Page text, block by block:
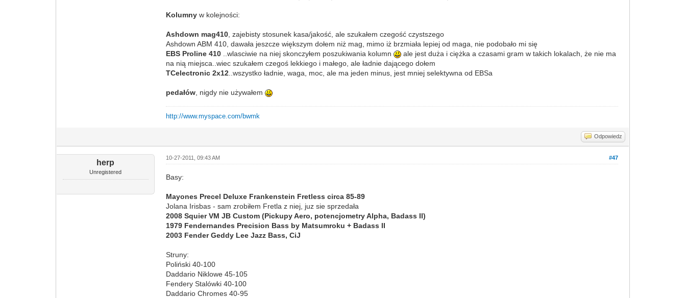
Kolumny w kolejności:
Ashdown mag410 , zajebisty stosunek kasa/jakość, ale szukałem czegość czystszego
Ashdown ABM 410, dawała jeszcze większym dołem niż mag, mimo iż brzmiała lepiej od maga, nie podobało mi się
EBS Proline 410 ..wlasciwie na niej skonczyłem poszukiwania kolumn
ale jest duża i ciężka a czasami gram w takich lokalach, że nie ma
na nią miejsca..wiec szukałem czegoś lekkiego i małego, ale ładnie dającego dołem
TCelectronic 2x12 ..wszystko ładnie, waga, moc, ale ma jeden minus, jest mniej selektywna od EBSa
pedałów , nigdy nie używałem
http://www.myspace.com/bwmk
Odpowiedz
herp
Unregistered
#47
10-27-2011, 09:43 AM
Basy:
Mayones Precel Deluxe Frankenstein Fretless circa 85-89
Jolana Irisbas - sam zrobiłem Fretla z niej, juz sie sprzedała
2008 Squier VM JB Custom (Pickupy Aero, potencjometry Alpha, Badass II)
1979 Fendernandes Precision Bass by Matsumroku + Badass II
2003 Fender Geddy Lee Jazz Bass, CiJ
Struny:
Poliński 40-100
Daddario Niklowe 45-105
Fendery Stalówki 40-100
Daddario Chromes 40-95